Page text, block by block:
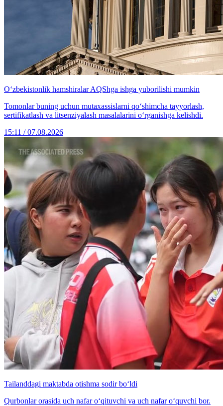
O‘zbekistonlik hamshiralar AQShga ishga yuborilishi mumkin
Tomonlar buning uchun mutaxassislarni qo‘shimcha tayyorlash,
sertifikatlash va litsenziyalash masalalarini o‘rganishga kelishdi.
15:11 / 07.08.2026
Tailanddagi maktabda otishma sodir bo‘ldi
Qurbonlar orasida uch nafar o‘qituvchi va uch nafar o‘quvchi bor.